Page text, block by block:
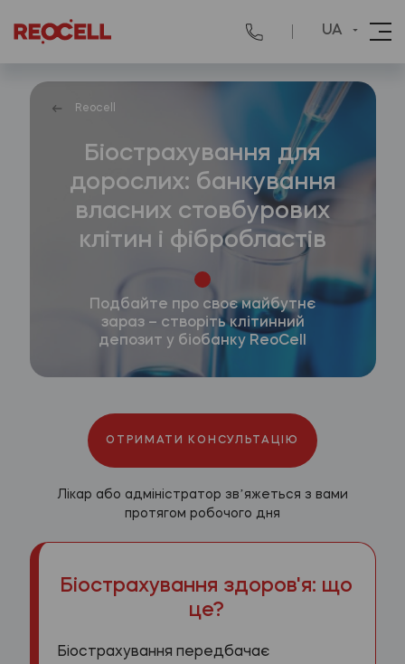
UA
Reocell
Біострахування для
дорослих: банкування
власних стовбурових
клітин і фібробластів
Подбайте про своє майбутнє
зараз – створіть клітинний
депозит у біобанку ReoCell
ОТРИМАТИ КОНСУЛЬТАЦІЮ
Лікар або адміністратор звʼяжеться з вами
протягом робочого дня
Біострахування здоров'я: що
це?
Біострахування передбачає